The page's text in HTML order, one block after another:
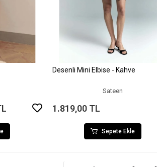
Sepete Ekle
Desenli Mini Elbise - Kahve
Sateen
1.819,00 TL
Sepete Ekle